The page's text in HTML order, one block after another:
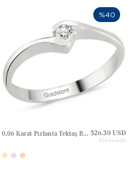
0.06 Karat Pırlanta Tektaş Bypass Altın Yüzük 526.30 USD
877.16 USD
%40